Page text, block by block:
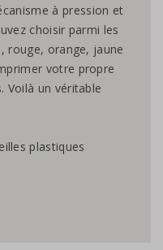
à pression et
choisir parmi les
rouge, orange, jaune
votre propre
Voilà un véritable
plastiques